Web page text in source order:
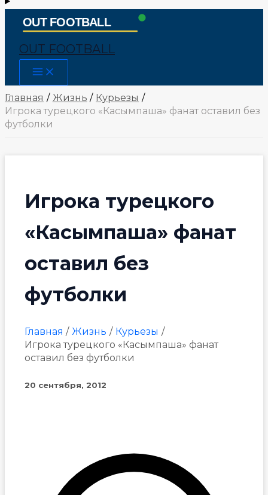
OUT FOOTBALL
Main
Menu
Главная
Жизнь
Курьезы
Игрока турецкого «Касымпаша» фанат оставил без
футболки
Игрока турецкого
«Касымпаша» фанат
оставил без
футболки
Главная Жизнь
Курьезы
Игрока турецкого «Касымпаша» фанат
оставил без футболки
20 сентября, 2012